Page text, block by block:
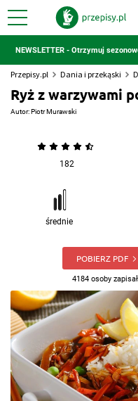
NEWSLETTER - Otrzymuj
Przepisy.pl Dania i przekąski
Ryż z warzywami
Autor:Piotr Murawski
182
średnie
POBIERZ PDF
4184 osoby